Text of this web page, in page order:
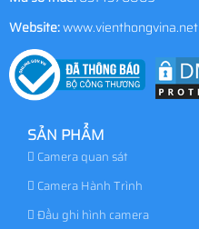
Website:www.vienthongvina.net
SẢN PHẨM
Camera quan sát
Camera Hành Trình
Đầu ghi hình camera